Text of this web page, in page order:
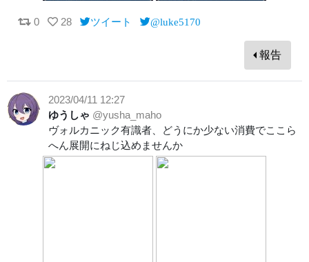
0 28 ツイート @luke5170
報告
2023/04/11 12:27
ゆうしゃ @yusha_maho
ヴォルカニック有識者、どうにか少ない消費でここら
へん展開にねじ込めませんか